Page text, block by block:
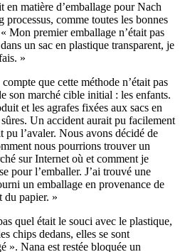
en matière d’emballage pour Nach
processus, comme toutes les bonnes
Mon premier emballage n’était pas
un sac en plastique transparent, je
»
que cette méthode n’était pas
son marché cible initial : les enfants.
et les agrafes fixées aux sacs en
Un accident aurait pu facilement
pu l’avaler. Nous avons décidé de
nous pourrions trouver un
sur Internet où et comment je
pour l’emballer. J’ai trouvé une
un emballage en provenance de
du papier. »
quel était le souci avec le plastique,
chips dedans, elles se sont
». Nana est restée bloquée un